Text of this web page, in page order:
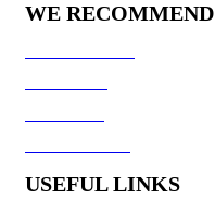
WE RECOMMEND
USEFUL LINKS